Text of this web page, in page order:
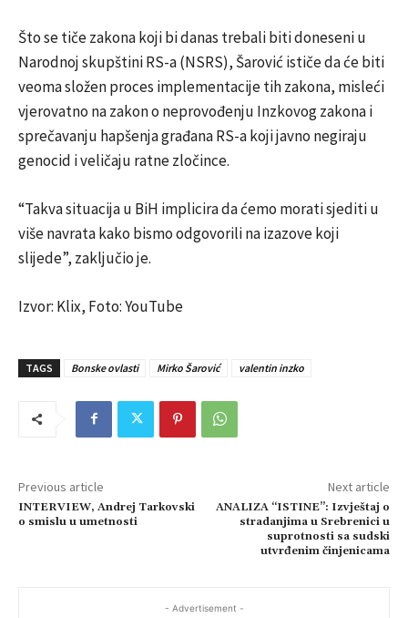
Što se tiče zakona koji bi danas trebali biti doneseni u
Narodnoj skupštini RS-a (NSRS), Šarović ističe da će biti
veoma složen proces implementacije tih zakona, misleći
vjerovatno na zakon o neprovođenju Inzkovog zakona i
sprečavanju hapšenja građana RS-a koji javno negiraju
genocid i veličaju ratne zločince.
“Takva situacija u BiH implicira da ćemo morati sjediti u
više navrata kako bismo odgovorili na izazove koji
slijede”, zaključio je.
Izvor: Klix, Foto: YouTube
TAGS Bonske ovlasti Mirko Šarović valentin inzko
Previous article
INTERVIEW, Andrej Tarkovski
o smislu u umetnosti
Next article
ANALIZA “ISTINE”: Izvještaj o
stradanjima u Srebrenici u
suprotnosti sa sudski
utvrđenim činjenicama
- Advertisement -